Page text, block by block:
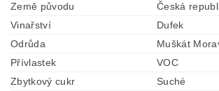
Země původu
Česká
Vinařství
Dufek
Odrůda
Muškát
Přívlastek
VOC
Zbytkový cukr
Suché